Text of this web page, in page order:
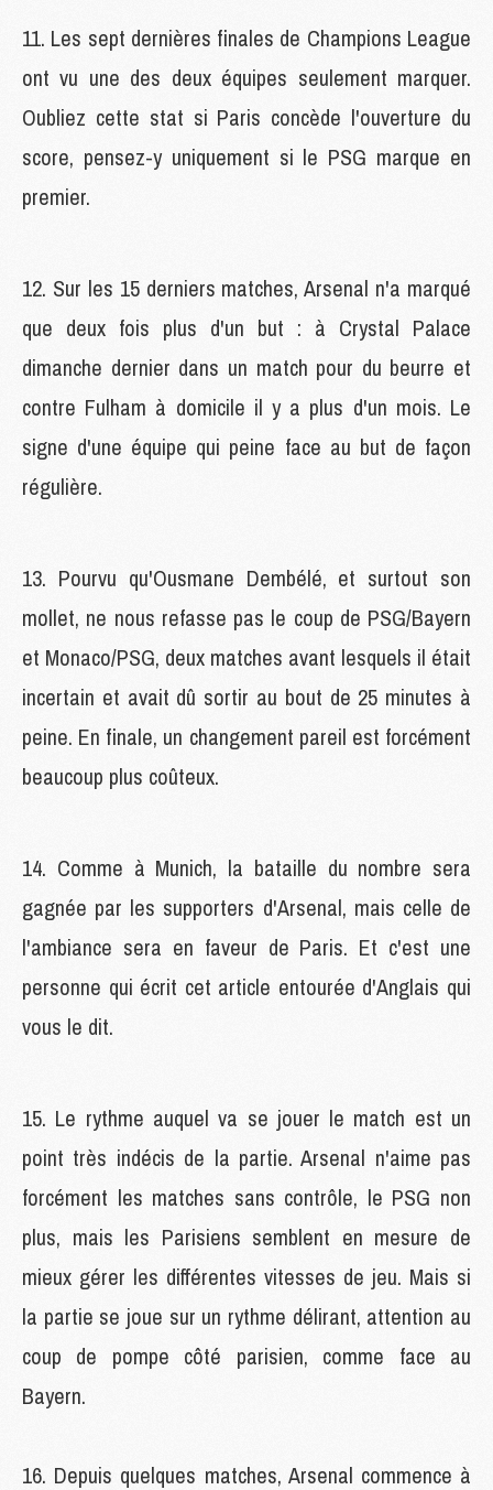
11. Les sept dernières finales de Champions League
ont vu une des deux équipes seulement marquer.
Oubliez cette stat si Paris concède l'ouverture du
score, pensez-y uniquement si le PSG marque en
premier.
12. Sur les 15 derniers matches, Arsenal n'a marqué
que deux fois plus d'un but : à Crystal Palace
dimanche dernier dans un match pour du beurre et
contre Fulham à domicile il y a plus d'un mois. Le
signe d'une équipe qui peine face au but de façon
régulière.
13. Pourvu qu'Ousmane Dembélé, et surtout son
mollet, ne nous refasse pas le coup de PSG/Bayern
et Monaco/PSG, deux matches avant lesquels il était
incertain et avait dû sortir au bout de 25 minutes à
peine. En finale, un changement pareil est forcément
beaucoup plus coûteux.
14. Comme à Munich, la bataille du nombre sera
gagnée par les supporters d'Arsenal, mais celle de
l'ambiance sera en faveur de Paris. Et c'est une
personne qui écrit cet article entourée d'Anglais qui
vous le dit.
15. Le rythme auquel va se jouer le match est un
point très indécis de la partie. Arsenal n'aime pas
forcément les matches sans contrôle, le PSG non
plus, mais les Parisiens semblent en mesure de
mieux gérer les différentes vitesses de jeu. Mais si
la partie se joue sur un rythme délirant, attention au
coup de pompe côté parisien, comme face au
Bayern.
16. Depuis quelques matches, Arsenal commence à